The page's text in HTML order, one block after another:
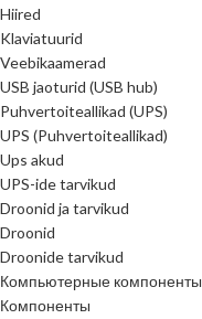
Hiired
Klaviatuurid
Veebikaamerad
USB jaoturid (USB hub)
Puhvertoiteallikad (UPS)
UPS (Puhvertoiteallikad)
Ups akud
UPS-ide tarvikud
Droonid ja tarvikud
Droonid
Droonide tarvikud
Компьютерные компоненты
Компоненты